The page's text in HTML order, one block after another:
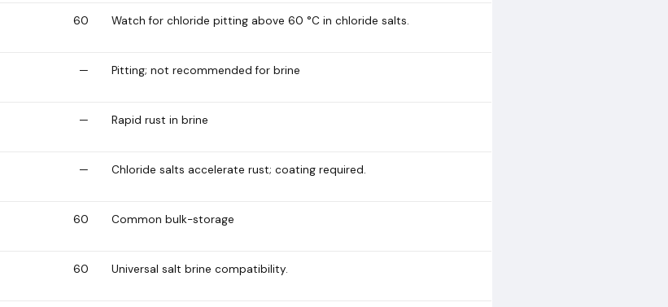
60 Watch for chloride pitting above 60 °C in chloride salts.
— Pitting; not recommended for brine
— Rapid rust in brine
— Chloride salts accelerate rust; coating required.
60 Common bulk-storage
60 Universal salt brine compatibility.